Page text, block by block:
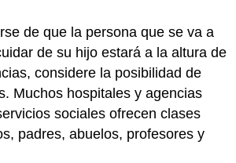
de que la persona que se va a
de su hijo estará a la altura de
considere la posibilidad de
Muchos hospitales y agencias
sociales ofrecen clases
padres, abuelos, profesores y